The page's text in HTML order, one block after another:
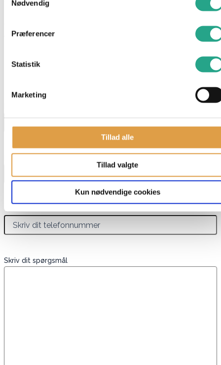
Nødvendig
Præferencer
Statistik
Marketing
Tillad alle
Tillad valgte
Kun nødvendige cookies
Alder: 3 år
Har du spørgsmål til denne vare?
Telefon
Skriv dit spørgsmål